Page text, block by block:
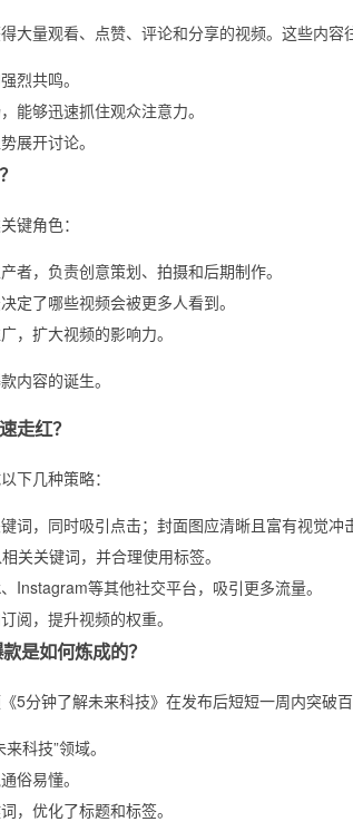
大量观看、点赞、评论和分享的视频。这些内容
烈共鸣。
能够迅速抓住观众注意力。
展开讨论。
键角色：
者，负责创意策划、拍摄和后期制作。
定了哪些视频会被更多人看到。
，扩大视频的影响力。
内容的诞生。
走红？
下几种策略：
词，同时吸引点击；封面图应清晰且富有视觉冲
关关键词，并合理使用标签。
Instagram等其他社交平台，吸引更多流量。
阅，提升视频的权重。
是如何炼成的？
5分钟了解未来科技》在发布后短短一周内突破
科技”领域。
俗易懂。
，优化了标题和标签。